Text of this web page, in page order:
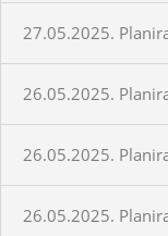
27.05.2025.
26.05.2025.
26.05.2025.
26.05.2025.